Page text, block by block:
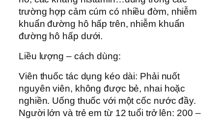
trường hợp cảm cúm có nhiều đờm, nhiễm
khuẩn đường hô hấp trên, nhiễm khuẩn
đường hô hấp dưới.
Liều lượng – cách dùng:
Viên thuốc tác dụng kéo dài: Phải nuốt
nguyên viên, không được bẻ, nhai hoặc
nghiền. Uống thuốc với một cốc nước đầy.
Người lớn và trẻ em từ 12 tuổi trở lên: 200 –